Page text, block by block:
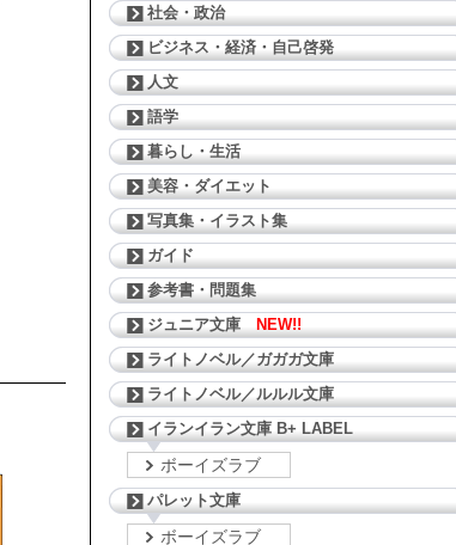
社会・政治
ビジネス・経済・自己啓発
人文
語学
暮らし・生活
美容・ダイエット
写真集・イラスト集
ガイド
参考書・問題集
ジュニア文庫
NEW!!
ライトノベル／ガガガ文庫
ライトノベル／ルルル文庫
イランイラン文庫 B+ LABEL
ボーイズラブ
パレット文庫
ボーイズラブ